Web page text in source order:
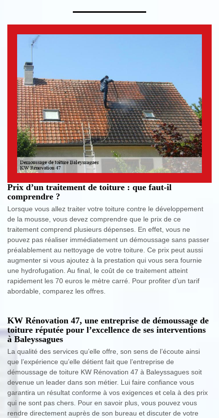
Prix d’un traitement de toiture : que faut-il
comprendre ?
Lorsque vous allez traiter votre toiture contre le développement
de la mousse, vous devez comprendre que le prix de ce
traitement comprend plusieurs dépenses. En effet, vous ne
pouvez pas réaliser immédiatement un démoussage sans passer
préalablement au nettoyage de votre toiture. Ce prix peut aussi
augmenter si vous ajoutez à la prestation qui vous sera fournie
une hydrofugation. Au final, le coût de ce traitement atteint
rapidement les 70 euros le mètre carré. Pour profiter d’un tarif
abordable, comparez les offres.
KW Rénovation 47, une entreprise de démoussage de
toiture réputée pour l’excellence de ses interventions
à Baleyssagues
La qualité des services qu’elle offre, son sens de l’écoute ainsi
que l’expérience qu’elle détient fait que l’entreprise de
démoussage de toiture KW Rénovation 47 à Baleyssagues soit
devenue un leader dans son métier. Lui faire confiance vous
garantira un résultat conforme à vos exigences et cela à des prix
qui ne sont pas chers. Pour en savoir plus, vous pouvez vous
rendre directement auprès de son bureau et discuter de votre